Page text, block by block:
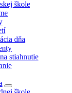
škole
dňa
stiahnutie